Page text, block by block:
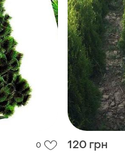
0 120 грн